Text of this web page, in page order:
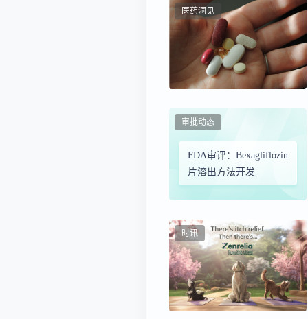
医药洞见
FDA审评：Bexagliflozin
片溶出方法开发
审批动态
时讯